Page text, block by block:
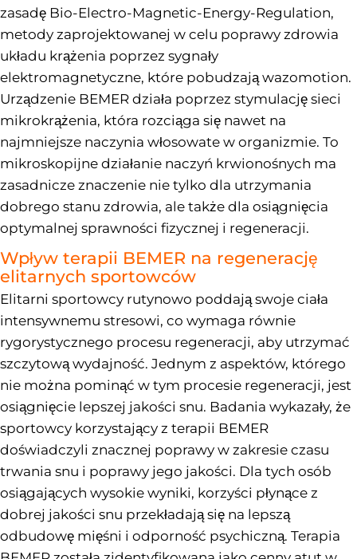
zasadę Bio-Electro-Magnetic-Energy-Regulation,
metody zaprojektowanej w celu poprawy zdrowia
układu krążenia poprzez sygnały
elektromagnetyczne, które pobudzają wazomotion.
Urządzenie BEMER działa poprzez stymulację sieci
mikrokrążenia, która rozciąga się nawet na
najmniejsze naczynia włosowate w organizmie. To
mikroskopijne działanie naczyń krwionośnych ma
zasadnicze znaczenie nie tylko dla utrzymania
dobrego stanu zdrowia, ale także dla osiągnięcia
optymalnej sprawności fizycznej i regeneracji.
Wpływ terapii BEMER na regenerację
elitarnych sportowców
Elitarni sportowcy rutynowo poddają swoje ciała
intensywnemu stresowi, co wymaga równie
rygorystycznego procesu regeneracji, aby utrzymać
szczytową wydajność. Jednym z aspektów, którego
nie można pominąć w tym procesie regeneracji, jest
osiągnięcie lepszej jakości snu. Badania wykazały, że
sportowcy korzystający z terapii BEMER
doświadczyli znacznej poprawy w zakresie czasu
trwania snu i poprawy jego jakości. Dla tych osób
osiągających wysokie wyniki, korzyści płynące z
dobrej jakości snu przekładają się na lepszą
odbudowę mięśni i odporność psychiczną. Terapia